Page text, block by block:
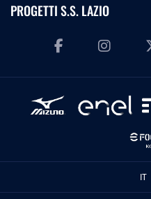
PROGETTI S.S. LAZIO
IT